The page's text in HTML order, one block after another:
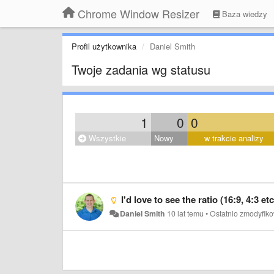
Chrome Window Resizer Baza wiedzy
Profil użytkownika Daniel Smith
Twoje zadania wg statusu
1 0 0
Wszystkie Nowy w trakcie analizy
I'd love to see the ratio (16:9, 4:3
Daniel Smith 10 lat temu •Ostatnio